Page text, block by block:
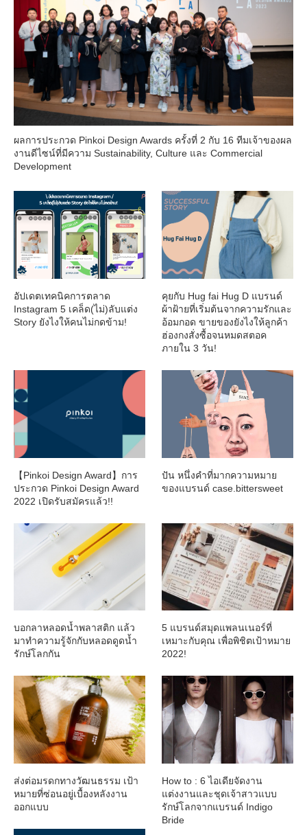
ผลการประกวด Pinkoi Design Awards ครั้งที่ 2 กับ 16 ทีมเจ้าของผล
งานดีไซน์ที่มีความ Sustainability, Culture และ Commercial
Development
อัปเดตเทคนิคการตลาด
Instagram 5 เคล็ด(ไม่)ลับแต่ง
Story ยังไงให้คนไม่กดข้าม!
คุยกับ Hug fai Hug D แบรนด์
ผ้าฝ้ายที่เริ่มต้นจากความรักและ
อ้อมกอด ขายของยังไงให้ลูกค้า
ฮ่องกงสั่งซื้อจนหมดสตอค
ภายใน 3 วัน!
【Pinkoi Design Award】การ
ประกวด Pinkoi Design Award
2022 เปิดรับสมัครแล้ว!!
ปัน หนึ่งคำที่มากความหมาย
ของแบรนด์ case.bittersweet
บอกลาหลอดน้ำพลาสติก แล้ว
มาทำความรู้จักกับหลอดดูดน้ำ
รักษ์โลกกัน
5 แบรนด์สมุดแพลนเนอร์ที่
เหมาะกับคุณ เพื่อพิชิตเป้าหมาย
2022!
ส่งต่อมรดกทางวัฒนธรรม เป้า
หมายที่ซ่อนอยู่เบื้องหลังงาน
ออกแบบ
How to : 6 ไอเดียจัดงาน
แต่งงานและชุดเจ้าสาวแบบ
รักษ์โลกจากแบรนด์ Indigo
Bride